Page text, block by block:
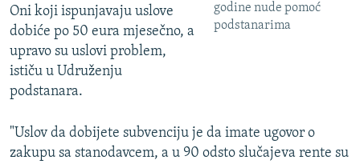
godine nude pomoć
podstanarima
Oni koji ispunjavaju uslove
dobiće po 50 eura mjesečno, a
upravo su uslovi problem,
ističu u Udruženju
podstanara.
"Uslov da dobijete subvenciju je da imate ugovor o
zakupu sa stanodavcem, a u 90 odsto slučajeva rente su